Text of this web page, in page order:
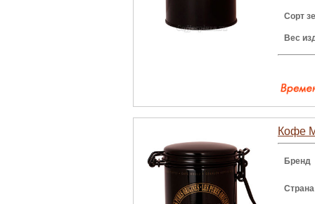
Сорт
Вес
Кофе
Бренд